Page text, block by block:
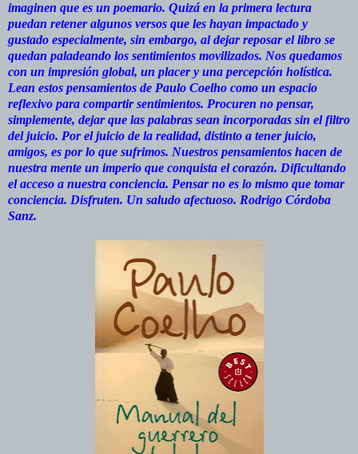
imaginen que es un poemario. Quizá en la primera lectura
puedan retener algunos versos que les hayan impactado y
gustado especialmente, sin embargo, al dejar reposar el libro se
quedan paladeando los sentimientos movilizados. Nos quedamos
con un impresión global, un placer y una percepción holística.
Lean estos pensamientos de Paulo Coelho como un espacio
reflexivo para compartir sentimientos. Procuren no pensar,
simplemente, dejar que las palabras sean incorporadas sin el filtro
del juicio. Por el juicio de la realidad, distinto a tener juicio,
amigos, es por lo que sufrimos. Nuestros pensamientos hacen de
nuestra mente un imperio que conquista el corazón. Dificultando
el acceso a nuestra conciencia. Pensar no es lo mismo que tomar
conciencia. Disfruten. Un saludo afectuoso. Rodrigo Córdoba
Sanz.